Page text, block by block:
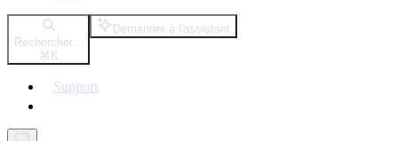
Rechercher...
⌘ K
Demander à l'assistant
Support